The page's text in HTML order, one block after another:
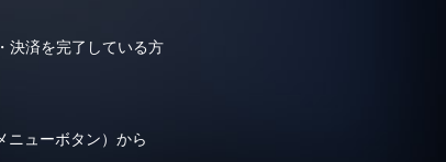
決済を完了している方
ニューボタン）から